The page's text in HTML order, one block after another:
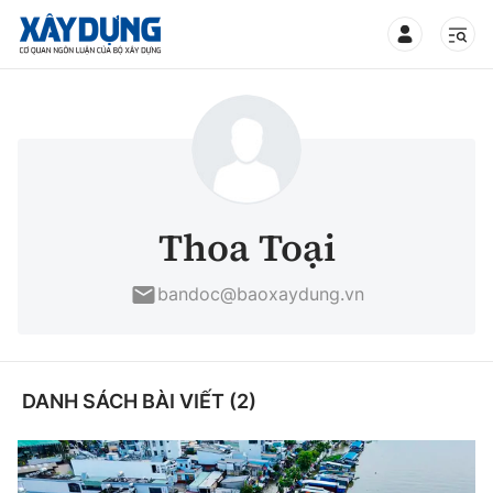
Chính trị
Xã hội
Xây dựng
Chỉ đạo điều hành
Giao thông
Thoa Toại
bandoc@baoxaydung.vn
DANH SÁCH BÀI VIẾT (2)